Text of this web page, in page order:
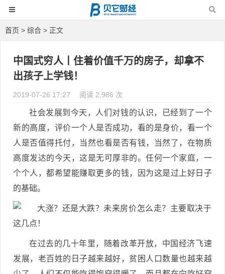
首页 > 综合 > 正文
中国式穷人丨住着价值千万的房子，却拿不
出孩子上学钱！
2019-07-26 17:27 阅读 2,986 次
社会发展到今天，人们对钱的认识，已经到了一个
新的高度，评价一个人是否成功，看的是身价，看一个
人是否值得托付，当然也看是否有钱，当然了，在物质
高度发达的今天，这是无可厚非的。任何一个家庭，一
个个人，都希望能赚取更多的钱，因为这是过上好日子
的基础。
在过去的几十年里，随着改革开放，中国经济飞速
发展，老百姓的日子越来越好，贫困人口数量也越来越